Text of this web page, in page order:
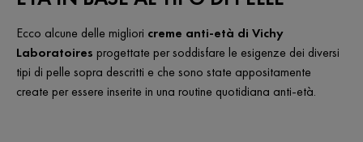
Ecco alcune delle migliori creme anti-età di Vichy
Laboratoires progettate per soddisfare le esigenze dei diversi
tipi di pelle sopra descritti e che sono state appositamente
create per essere inserite in una routine quotidiana anti-età.